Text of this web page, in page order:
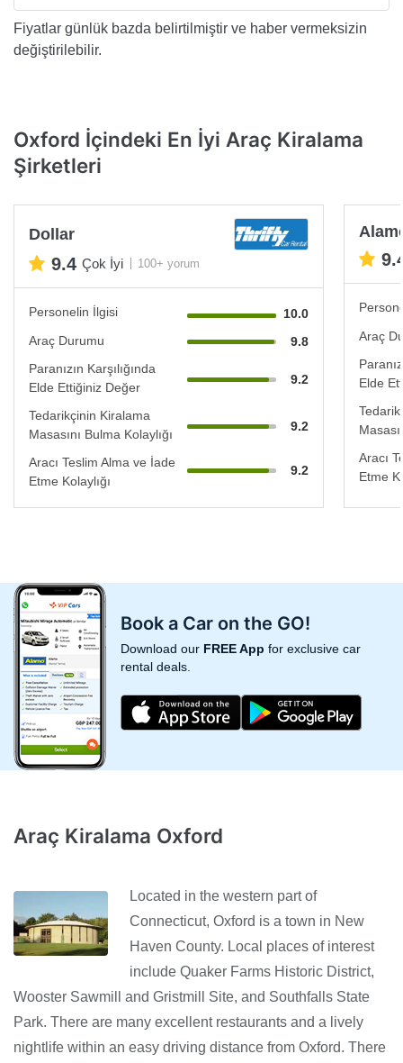
Fiyatlar günlük bazda belirtilmiştir ve haber vermeksizin
değiştirilebilir.
Oxford İçindeki En İyi Araç Kiralama
Şirketleri
Dollar
9.4 Çok İyi 100+ yorum
Personelin İlgisi
10.0
Araç Durumu
9.8
Paranızın Karşılığında
Elde Ettiğiniz Değer
9.2
Tedarikçinin Kiralama
Masasını Bulma Kolaylığı
9.2
Aracı Teslim Alma ve İade
Etme Kolaylığı
9.2
Araç
Elde
Aracı
Etme
Book a Car on the GO!
Download our FREE App for exclusive car
rental deals.
Araç Kiralama Oxford
Located in the western part of
Connecticut, Oxford is a town in New
Haven County. Local places of interest
include Quaker Farms Historic District,
Wooster Sawmill and Gristmill Site, and Southfalls State
Park. There are many excellent restaurants and a lively
nightlife within an easy driving distance from Oxford. There